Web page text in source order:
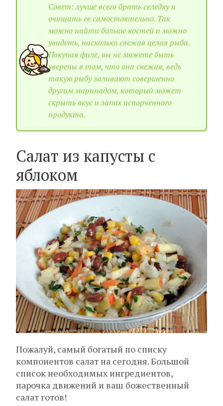
Совет: лучше всего брать селедку и
очищать ее самостоятельно. Так
можно найти больше костей и можно
увидеть, насколько свежая целая рыба.
Покупая филе, вы не можете быть
уверены в том, что она свежая, ведь
такую рыбу заливают совершенно
другим маринадом, который может
скрыть вкус и запах испорченного
продукта.
Салат из капусты с
яблоком
Пожалуй, самый богатый по списку
компонентов салат на сегодня. Большой
список необходимых ингредиентов,
парочка движений и ваш божественный
салат готов!